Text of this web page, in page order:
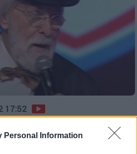
Personal Information
17:52
που έγραψε επί